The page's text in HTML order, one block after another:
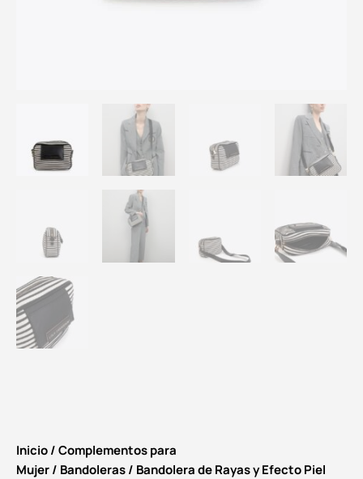
Inicio/Complementos para
Mujer/ Bandoleras/ Bandolera de Rayas y Efecto Piel